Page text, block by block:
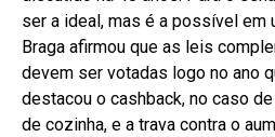
ser a ideal, mas é a possível em
Braga afirmou que as leis
devem ser votadas logo no ano
destacou o cashback, no caso
de cozinha, e a trava contra o